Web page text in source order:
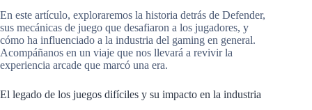
En este artículo, exploraremos la historia detrás de Defender,
sus mecánicas de juego que desafiaron a los jugadores, y
cómo ha influenciado a la industria del gaming en general.
Acompáñanos en un viaje que nos llevará a revivir la
experiencia arcade que marcó una era.
El legado de los juegos difíciles y su impacto en la industria